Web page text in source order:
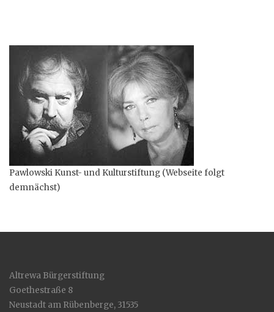
Pawlowski Kunst- und Kulturstiftung (Webseite folgt
demnächst)
Altrewa Bürgerstiftung
Goethestraße 8
Neustadt am Rübenberge, 31535